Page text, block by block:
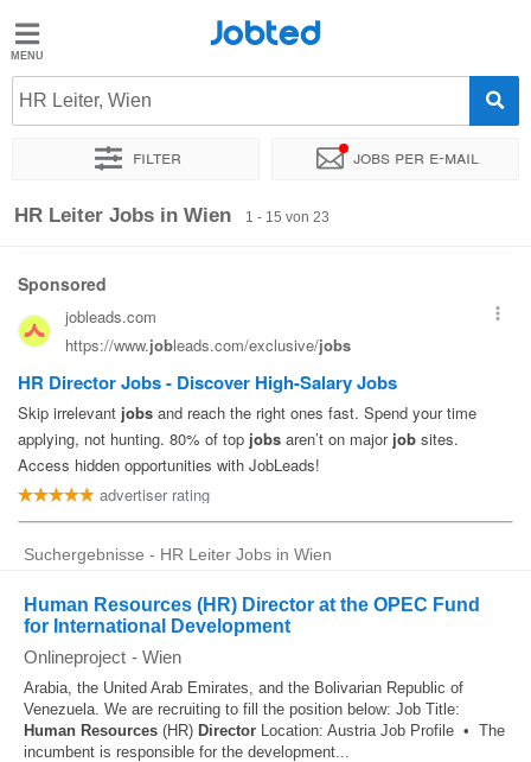
Jobted
Jobs
Jobted
HR Leiter, Wien
Filter Jobs per e-mail
Sortieren nach Genauer Standort
HR Leiter Jobs in Wien 1 - 15 von 23
Suchergebnisse - HR Leiter Jobs in Wien
Human Resources (HR) Director at the OPEC Fund
for International Development
Onlineproject - Wien
Arabia, the United Arab Emirates, and the Bolivarian Republic of
Venezuela. We are recruiting to fill the position below: Job Title:
Human Resources (HR) Director Location: Austria Job Profile • The
incumbent is responsible for the development...